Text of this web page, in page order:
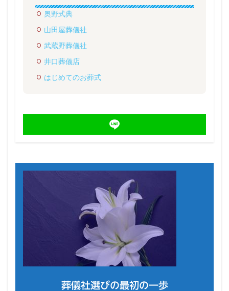
奥野式典
山田屋葬儀社
武蔵野葬儀社
井口葬儀店
はじめてのお葬式
葬儀社選びの最初の一歩